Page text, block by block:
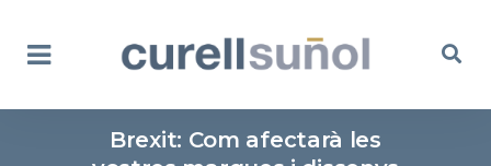
Brexit: Com afectarà les